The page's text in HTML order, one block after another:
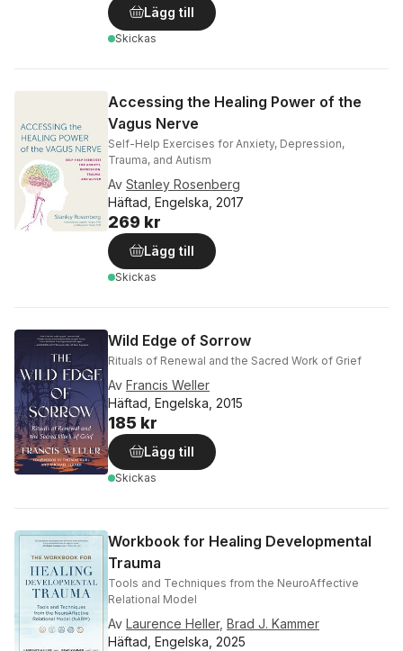
Lägg till
Skickas
Accessing the Healing Power of the
Vagus Nerve
Self-Help Exercises for Anxiety, Depression,
Trauma, and Autism
Av Stanley Rosenberg
Häftad, Engelska, 2017
269 kr
Lägg till
Skickas
Wild Edge of Sorrow
Rituals of Renewal and the Sacred Work of Grief
Av Francis Weller
Häftad, Engelska, 2015
185 kr
Lägg till
Skickas
Workbook for Healing Developmental
Trauma
Tools and Techniques from the NeuroAffective
Relational Model
Av Laurence Heller, Brad J. Kammer
Häftad, Engelska, 2025